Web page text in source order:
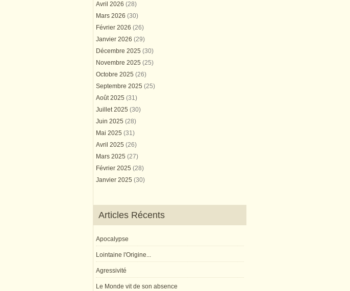
Avril 2026 (28)
Mars 2026 (30)
Février 2026 (26)
Janvier 2026 (29)
Décembre 2025 (30)
Novembre 2025 (25)
Octobre 2025 (26)
Septembre 2025 (25)
Août 2025 (31)
Juillet 2025 (30)
Juin 2025 (28)
Mai 2025 (31)
Avril 2025 (26)
Mars 2025 (27)
Février 2025 (28)
Janvier 2025 (30)
Articles Récents
Apocalypse
Lointaine l'Origine...
Agressivité
Le Monde vit de son absence